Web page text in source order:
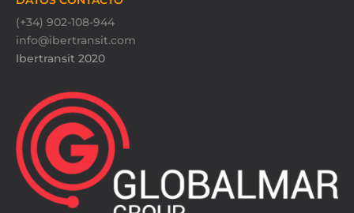
(+34) 902-108-944
info@ibertransit.com
Ibertransit 2020